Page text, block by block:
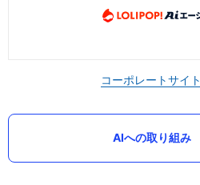
コーポレートサイト
AIへの取り組み